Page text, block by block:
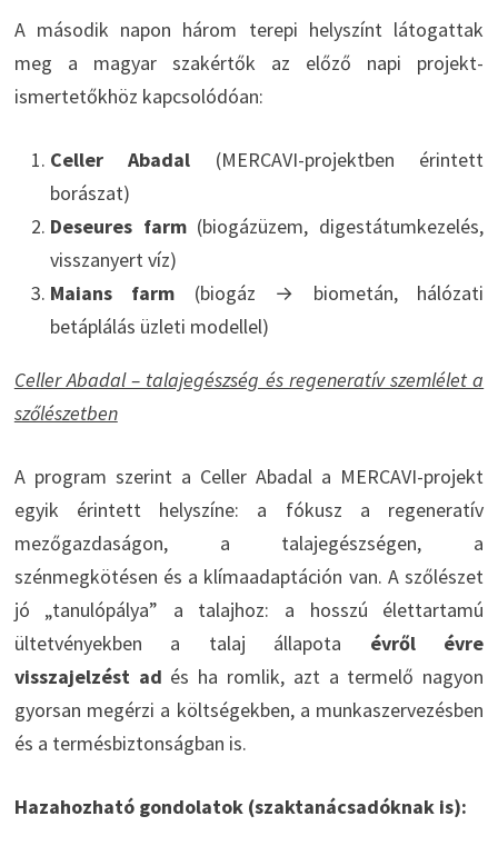
A második napon három terepi helyszínt látogattak
meg a magyar szakértők az előző napi projekt-
ismertetőkhöz kapcsolódóan:
Celler Abadal (MERCAVI-projektben érintett
borászat)
Deseures farm(biogázüzem, digestátumkezelés,
visszanyert víz)
Maians farm (biogáz → biometán, hálózati
betáplálás üzleti modellel)
Celler Abadal – talajegészség és regeneratív szemlélet a
szőlészetben
A program szerint a Celler Abadal a MERCAVI-projekt
egyik érintett helyszíne: a fókusz a regeneratív
mezőgazdaságon, a talajegészségen, a
szénmegkötésen és a klímaadaptáción van. A szőlészet
jó „tanulópálya” a talajhoz: a hosszú élettartamú
ültetvényekben a talaj állapota évről évre
visszajelzést ad és ha romlik, azt a termelő nagyon
gyorsan megérzi a költségekben, a munkaszervezésben
és a termésbiztonságban is.
Hazahozható gondolatok (szaktanácsadóknak is):